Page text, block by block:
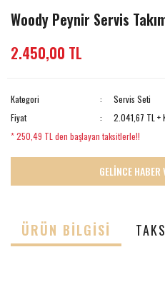
Woody Peynir Servis
2.450,00 TL
Kategori
Servis Seti
Fiyat
2.041,67 TL +
* 250,49 TL den başlayan taksitlerle!!
GELİNCE HABER
ÜRÜN BILGISI